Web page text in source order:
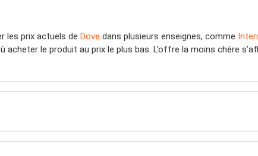
les prix actuels de Dove dans plusieurs enseignes, comme
acheter le produit au prix le plus bas. L’offre la moins chère